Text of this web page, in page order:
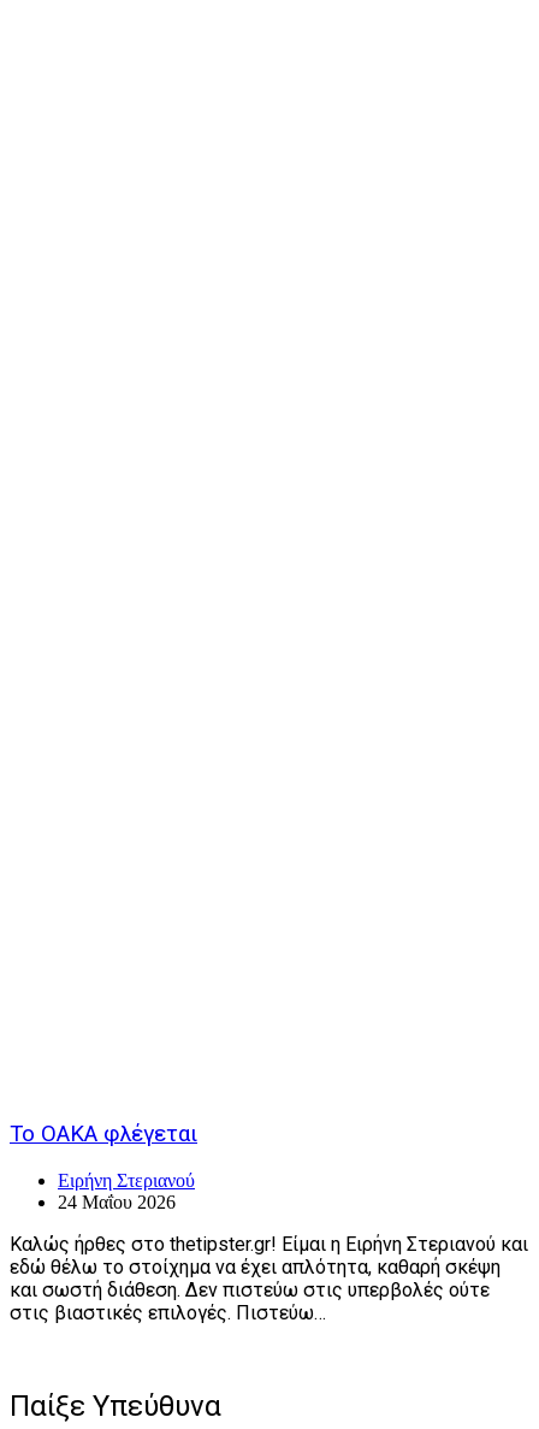
Το ΟΑΚΑ φλέγεται
Ειρήνη Στεριανού
24 Μαΐου 2026
Καλώς ήρθες στο thetipster.gr! Είμαι η Ειρήνη Στεριανού και
εδώ θέλω το στοίχημα να έχει απλότητα, καθαρή σκέψη
και σωστή διάθεση. Δεν πιστεύω στις υπερβολές ούτε
στις βιαστικές επιλογές. Πιστεύω…
Παίξε Υπεύθυνα